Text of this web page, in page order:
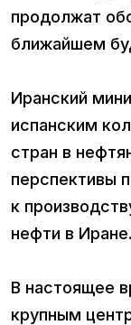
продолжат
ближайшем
Иранский
испанским
стран в
перспективы
к
нефти в Иране.
В настоящее
крупным